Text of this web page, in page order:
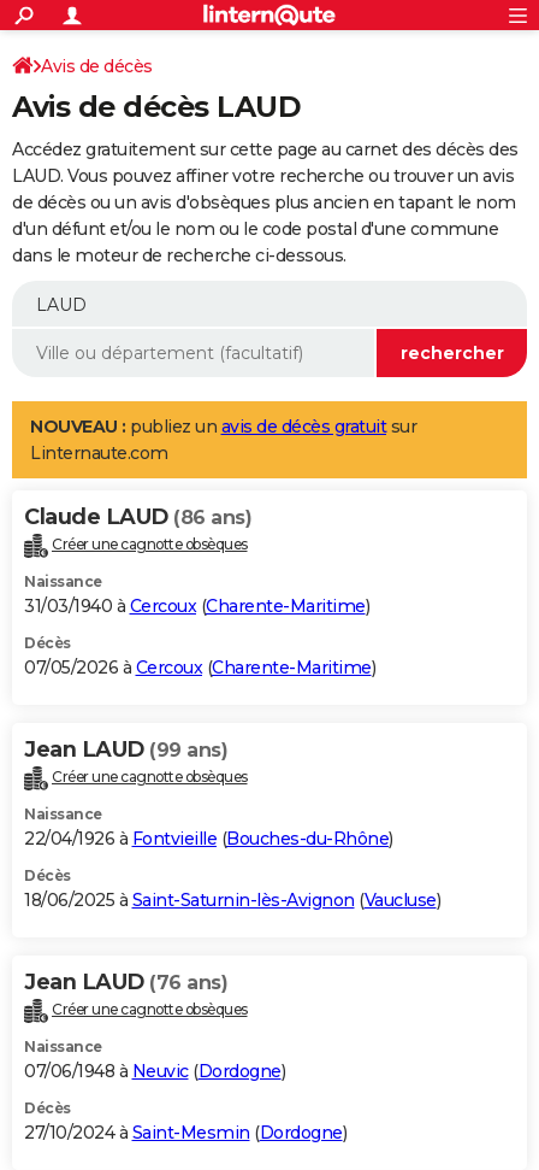
ACTUALITÉS
Politique
Société
Faits Divers
Education
Monde
Villes
+
SPORT
Coupe du monde 2026
Football
Tennis
Cyclisme
Rugby
Forum
Programme TV
TNTStreaming
Cinéma
Sorties cinéma
Musique
+
FINANCE
Retraite
Impôts
Epargne
Immobilier
Risques naturels par ville
Banque
Assurance
Crédit
AUTO
Essais
Réserver un essai
Citadines
Berlines
SUV
Forum auto
+
Mobiles
Meilleur smartphone
Internet
Ordinateurs
Jeux vidéo
Guide high-tech
Aménagement intérieur
LIFESTYLE
Art de vivre
Bien-être
Loisirs
Mode
Modes de vie
Alimentation
Guide de la santé
Maladies
Médicaments
Sommeil
VOYAGE
Destinations
City break
Voyage nature
Voyage de noces
Forum
Climat
+PHOTO
GUIDES D'ACHAT
BONS PLANS
Carte de Noël
Carte Bonne année
Carte Saint-Valentin
Carte Pâques
Carte d'anniversaire
DICTIONNAIRE
Dictionnaire
Biographies
Citations
Expressions
Proverbes
PROGRAMME TV
S'inscrire
Se connecter
Lycées
Collèges
Primaires
Universités
Entreprises
Service militaire
Avis de recherche
AVIS DE DÉCÈS
Bricolage
Lifestyle
Culture
Sport
Auto
Television
Voyage
Cinema
Avis de décès
Avis de décès LAUD
Accédez gratuitement sur cette page au carnet des décès des
LAUD. Vous pouvez affiner votre recherche ou trouver un avis
de décès ou un avis d'obsèques plus ancien en tapant le nom
d'un défunt et/ou le nom ou le code postal d'une commune
dans le moteur de recherche ci-dessous.
NOUVEAU : publiez un avis de décès gratuitsur
Linternaute.com
Claude LAUD (86 ans)
Créer une cagnotte obsèques
Naissance
31/03/1940 à Cercoux(Charente-Maritime)
Décès
07/05/2026 à Cercoux(Charente-Maritime)
Jean LAUD (99 ans)
Créer une cagnotte obsèques
Naissance
22/04/1926 à Fontvieille (Bouches-du-Rhône)
Décès
18/06/2025 à Saint-Saturnin-lès-Avignon (Vaucluse)
Jean LAUD (76 ans)
Créer une cagnotte obsèques
Naissance
07/06/1948 à Neuvic(Dordogne)
Décès
27/10/2024 à Saint-Mesmin (Dordogne)